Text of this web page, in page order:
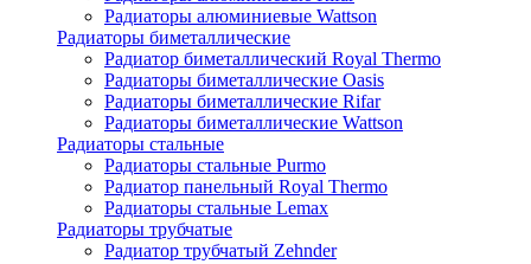
Радиаторы алюминиевые Wattson
Радиаторы биметаллические
Радиатор биметаллический Royal Thermo
Радиаторы биметаллические Oasis
Радиаторы биметаллические Rifar
Радиаторы биметаллические Wattson
Радиаторы стальные
Радиаторы стальные Purmo
Радиатор панельный Royal Thermo
Радиаторы стальные Lemax
Радиаторы трубчатые
Радиатор трубчатый Zehnder